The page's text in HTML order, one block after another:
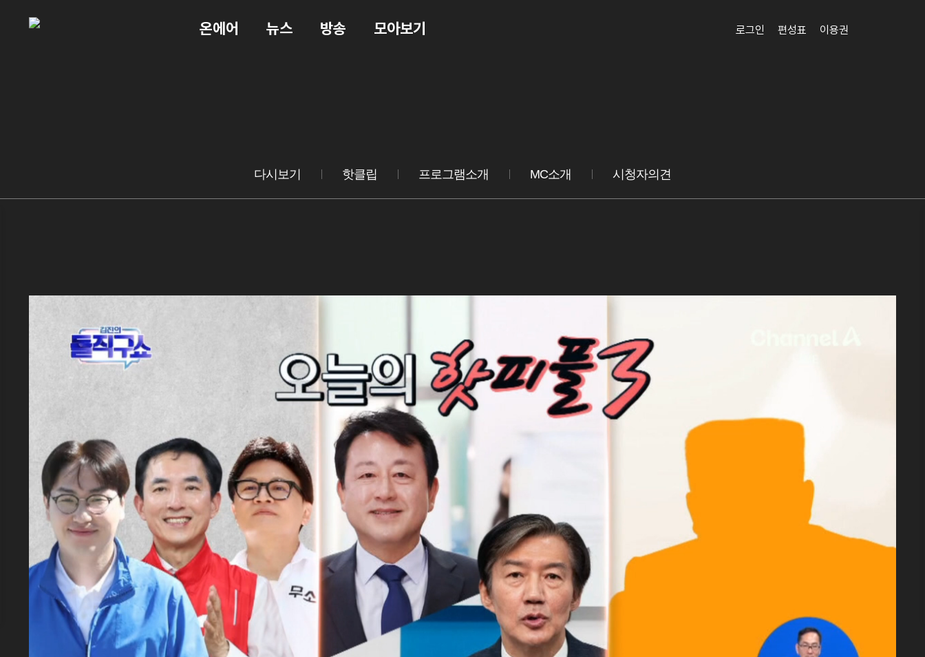
온에어 뉴스 방송 모아보기 로그인 편성표 이용권
다시보기 핫클립 프로그램소개 MC소개 시청자의견